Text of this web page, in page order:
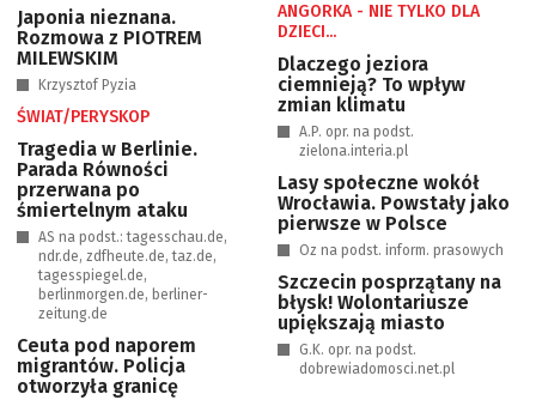
Japonia nieznana.
Rozmowa z PIOTREM
MILEWSKIM
Krzysztof Pyzia
ŚWIAT/PERYSKOP
Tragedia w Berlinie.
Parada Równości
przerwana po
śmiertelnym ataku
AS na podst.: tagesschau.de,
ndr.de, zdfheute.de, taz.de,
tagesspiegel.de,
berlinmorgen.de, berliner-
zeitung.de
Ceuta pod naporem
migrantów. Policja
otworzyła granicę
ANGORKA - NIE TYLKO DLA
DZIECI...
Dlaczego jeziora
ciemnieją? To wpływ
zmian klimatu
A.P. opr. na podst.
zielona.interia.pl
Lasy społeczne wokół
Wrocławia. Powstały jako
pierwsze w Polsce
Oz na podst. inform. prasowych
Szczecin posprzątany na
błysk! Wolontariusze
upiększają miasto
G.K. opr. na podst.
dobrewiadomosci.net.pl